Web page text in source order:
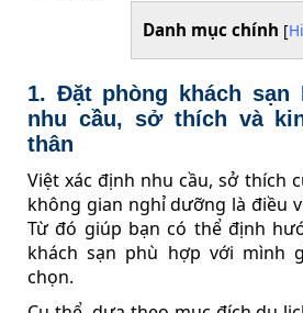
Danh mục chính [
1. Đặt phòng khách sạn
nhu cầu, sở thích và
thân
Việt xác định nhu cầu, sở thích
không gian nghỉ dưỡng là điều
Từ đó giúp bạn có thể định
khách sạn phù hợp với mình
chọn.